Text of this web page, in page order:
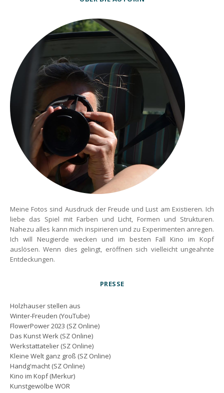
Meine Fotos sind Ausdruck der Freude und Lust am Existieren. Ich
liebe das Spiel mit Farben und Licht, Formen und Strukturen.
Nahezu alles kann mich inspirieren und zu Experimenten anregen.
Ich will Neugierde wecken und im besten Fall Kino im Kopf
auslösen. Wenn dies gelingt, eröffnen sich vielleicht ungeahnte
Entdeckungen.
PRESSE
Holzhauser stellen aus
Winter-Freuden (YouTube)
FlowerPower 2023 (SZ Online)
Das Kunst Werk (SZ Online)
Werkstattatelier (SZ Online)
Kleine Welt ganz groß (SZ Online)
Handg'macht (SZ Online)
Kino im Kopf (Merkur)
Kunstgewölbe WOR